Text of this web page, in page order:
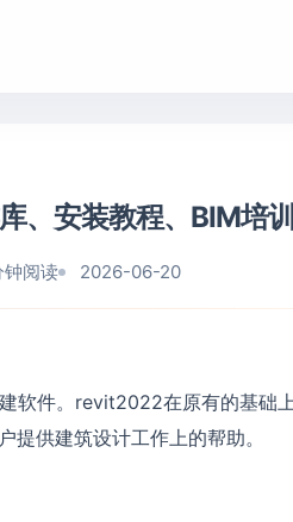
、安装教程、BIM培
钟阅读 2026-06-20
软件。revit2022在原有的基础
提供建筑设计工作上的帮助。